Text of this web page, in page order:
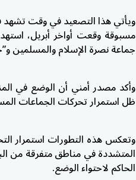
ويأتي هذا التصعيد في وقت تشهد
مسبوقة وقعت أواخر أبريل،
جماعة نصرة الإسلام والمسلمين
وأكد مصدر أمني أن الوضع في
ظل استمرار تحركات الجماعات
وتعكس هذه التطورات استمرار
المتشددة في مناطق متفرقة من
الحاكم لاحتواء الوضع.